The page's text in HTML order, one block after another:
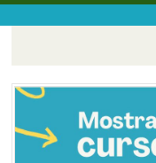
Mostra
Pular
o